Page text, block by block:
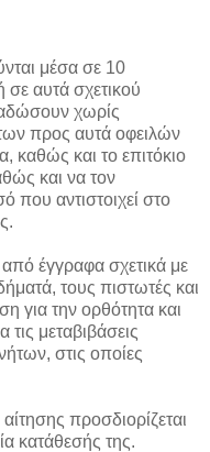
μέσα σε 10
αυτά σχετικού
χωρίς
προς αυτά οφειλών
καθώς και το επιτόκιο
και να τον
αντιστοιχεί στο
έγγραφα σχετικά με
τους πιστωτές και
για την ορθότητα και
μεταβιβάσεις
στις οποίες
προσδιορίζεται
κατάθεσής της.